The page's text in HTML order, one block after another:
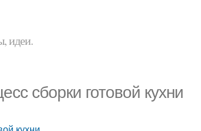
идеи.
сборки готовой кухни